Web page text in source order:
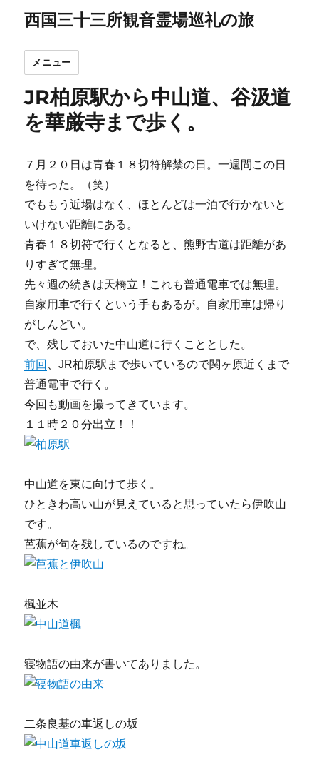
西国三十三所観音霊場巡礼の旅
メニュー
JR柏原駅から中山道、谷汲道
を華厳寺まで歩く。
７月２０日は青春１８切符解禁の日。一週間この日
を待った。（笑）
でももう近場はなく、ほとんどは一泊で行かないと
いけない距離にある。
青春１８切符で行くとなると、熊野古道は距離があ
りすぎて無理。
先々週の続きは天橋立！これも普通電車では無理。
自家用車で行くという手もあるが。自家用車は帰り
がしんどい。
で、残しておいた中山道に行くこととした。
前回
、JR柏原駅まで歩いているので関ヶ原近くまで
普通電車で行く。
今回も動画を撮ってきています。
１１時２０分出立！！
中山道を東に向けて歩く。
ひときわ高い山が見えていると思っていたら伊吹山
です。
芭蕉が句を残しているのですね。
楓並木
寝物語の由来が書いてありました。
二条良基の車返しの坂